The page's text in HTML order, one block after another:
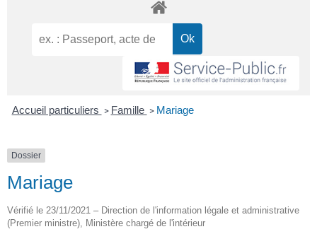
Accueil particuliers > Famille > Mariage
Dossier
Mariage
Vérifié le 23/11/2021 – Direction de l'information légale et administrative
(Premier ministre), Ministère chargé de l'intérieur